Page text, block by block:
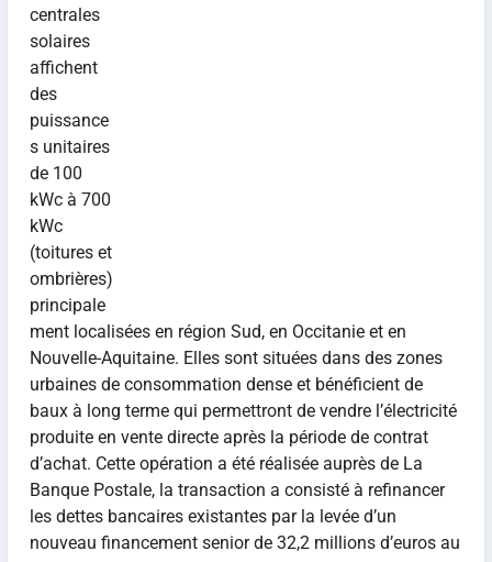
centrales
solaires
affichent
des
puissance
s unitaires
de 100
kWc à 700
kWc
(toitures et
ombrières)
principale
ment localisées en région Sud, en Occitanie et en
Nouvelle-Aquitaine. Elles sont situées dans des zones
urbaines de consommation dense et bénéficient de
baux à long terme qui permettront de vendre l’électricité
produite en vente directe après la période de contrat
d’achat. Cette opération a été réalisée auprès de La
Banque Postale, la transaction a consisté à refinancer
les dettes bancaires existantes par la levée d’un
nouveau financement senior de 32,2 millions d’euros au